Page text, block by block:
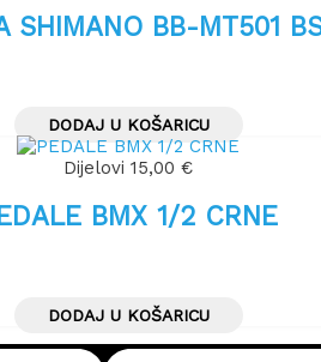
SHIMANO BB-MT501
DODAJ U KOŠARICU
Dijelovi 15,00 €
BMX 1/2 CRNE
DODAJ U KOŠARICU